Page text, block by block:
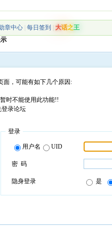
章中心| 每日签到 大话之王
面，可能有如下几个原因:
时不能使用此功能!!
登录论坛
登录
用户名 UID
密 码
隐身登录 是